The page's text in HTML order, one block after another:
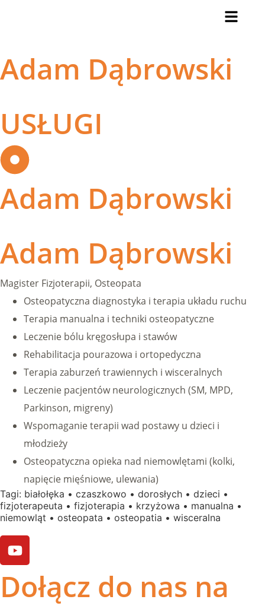
Adam Dąbrowski
USŁUGI
Adam Dąbrowski
Adam Dąbrowski
Magister Fizjoterapii, Osteopata
Osteopatyczna diagnostyka i terapia układu ruchu
Terapia manualna i techniki osteopatyczne
Leczenie bólu kręgosłupa i stawów
Rehabilitacja pourazowa i ortopedyczna
Terapia zaburzeń trawiennych i wisceralnych
Leczenie pacjentów neurologicznych (SM, MPD,
Parkinson, migreny)
Wspomaganie terapii wad postawy u dzieci i
młodzieży
Osteopatyczna opieka nad niemowlętami (kolki,
napięcie mięśniowe, ulewania)
Tagi: białołęka • czaszkowo • dorosłych • dzieci •
fizjoterapeuta • fizjoterapia • krzyżowa • manualna •
niemowląt • osteopata • osteopatia • wisceralna
Dołącz do nas na